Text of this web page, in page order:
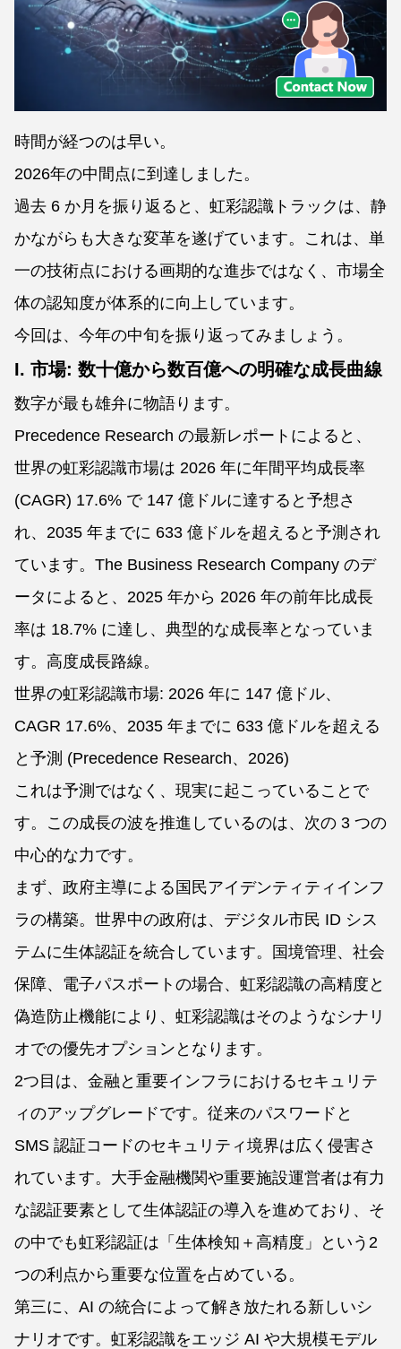
時間が経つのは早い。
2026年の中間点に到達しました。
過去 6 か月を振り返ると、虹彩認識トラックは、静
かながらも大きな変革を遂げています。これは、単
一の技術点における画期的な進歩ではなく、市場全
体の認知度が体系的に向上しています。
今回は、今年の中旬を振り返ってみましょう。
I. 市場: 数十億から数百億への明確な成長曲線
数字が最も雄弁に物語ります。
Precedence Research の最新レポートによると、
世界の虹彩認識市場は 2026 年に年間平均成長率
(CAGR) 17.6% で 147 億ドルに達すると予想さ
れ、2035 年までに 633 億ドルを超えると予測され
ています。The Business Research Company のデ
ータによると、2025 年から 2026 年の前年比成長
率は 18.7% に達し、典型的な成長率となっていま
す。高度成長路線。
世界の虹彩認識市場: 2026 年に 147 億ドル、
CAGR 17.6%、2035 年までに 633 億ドルを超える
と予測 (Precedence Research、2026)
これは予測ではなく、現実に起こっていることで
す。この成長の波を推進しているのは、次の 3 つの
中心的な力です。
まず、政府主導による国民アイデンティティインフ
ラの構築。世界中の政府は、デジタル市民 ID シス
テムに生体認証を統合しています。国境管理、社会
保障、電子パスポートの場合、虹彩認識の高精度と
偽造防止機能により、虹彩認識はそのようなシナリ
オでの優先オプションとなります。
2つ目は、金融と重要インフラにおけるセキュリテ
ィのアップグレードです。従来のパスワードと
SMS 認証コードのセキュリティ境界は広く侵害さ
れています。大手金融機関や重要施設運営者は有力
な認証要素として生体認証の導入を進めており、そ
の中でも虹彩認証は「生体検知＋高精度」という2
つの利点から重要な位置を占めている。
第三に、AI の統合によって解き放たれる新しいシ
ナリオです。虹彩認識をエッジ AI や大規模モデル